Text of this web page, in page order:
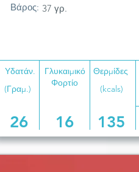
Βάρος: 37 γρ.
Υδατάν.
Γλυκαιμικό
Φορτίο
(Γραμ.)
Θερμίδες
(kcals)
26 16 135